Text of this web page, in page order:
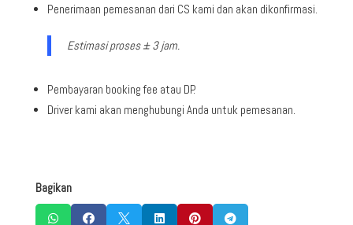
Penerimaan pemesanan dari CS kami dan akan dikonfirmasi.
Estimasi proses ± 3 jam.
Pembayaran booking fee atau DP.
Driver kami akan menghubungi Anda untuk pemesanan.
Bagikan
     